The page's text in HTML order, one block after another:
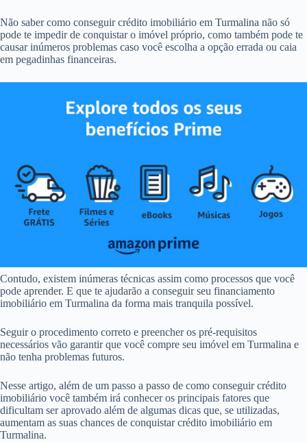
Não saber como conseguir crédito imobiliário em Turmalina não só
pode te impedir de conquistar o imóvel próprio, como também pode te
causar inúmeros problemas caso você escolha a opção errada ou caia
em pegadinhas financeiras.
Contudo, existem inúmeras técnicas assim como processos que você
pode aprender. E que te ajudarão a conseguir seu financiamento
imobiliário em Turmalina da forma mais tranquila possível.
Seguir o procedimento correto e preencher os pré-requisitos
necessários vão garantir que você compre seu imóvel em Turmalina e
não tenha problemas futuros.
Nesse artigo, além de um passo a passo de como conseguir crédito
imobiliário você também irá conhecer os principais fatores que
dificultam ser aprovado além de algumas dicas que, se utilizadas,
aumentam as suas chances de conquistar crédito imobiliário em
Turmalina.